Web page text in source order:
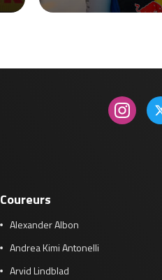
Coureurs
Alexander Albon
Andrea Kimi Antonelli
Arvid Lindblad